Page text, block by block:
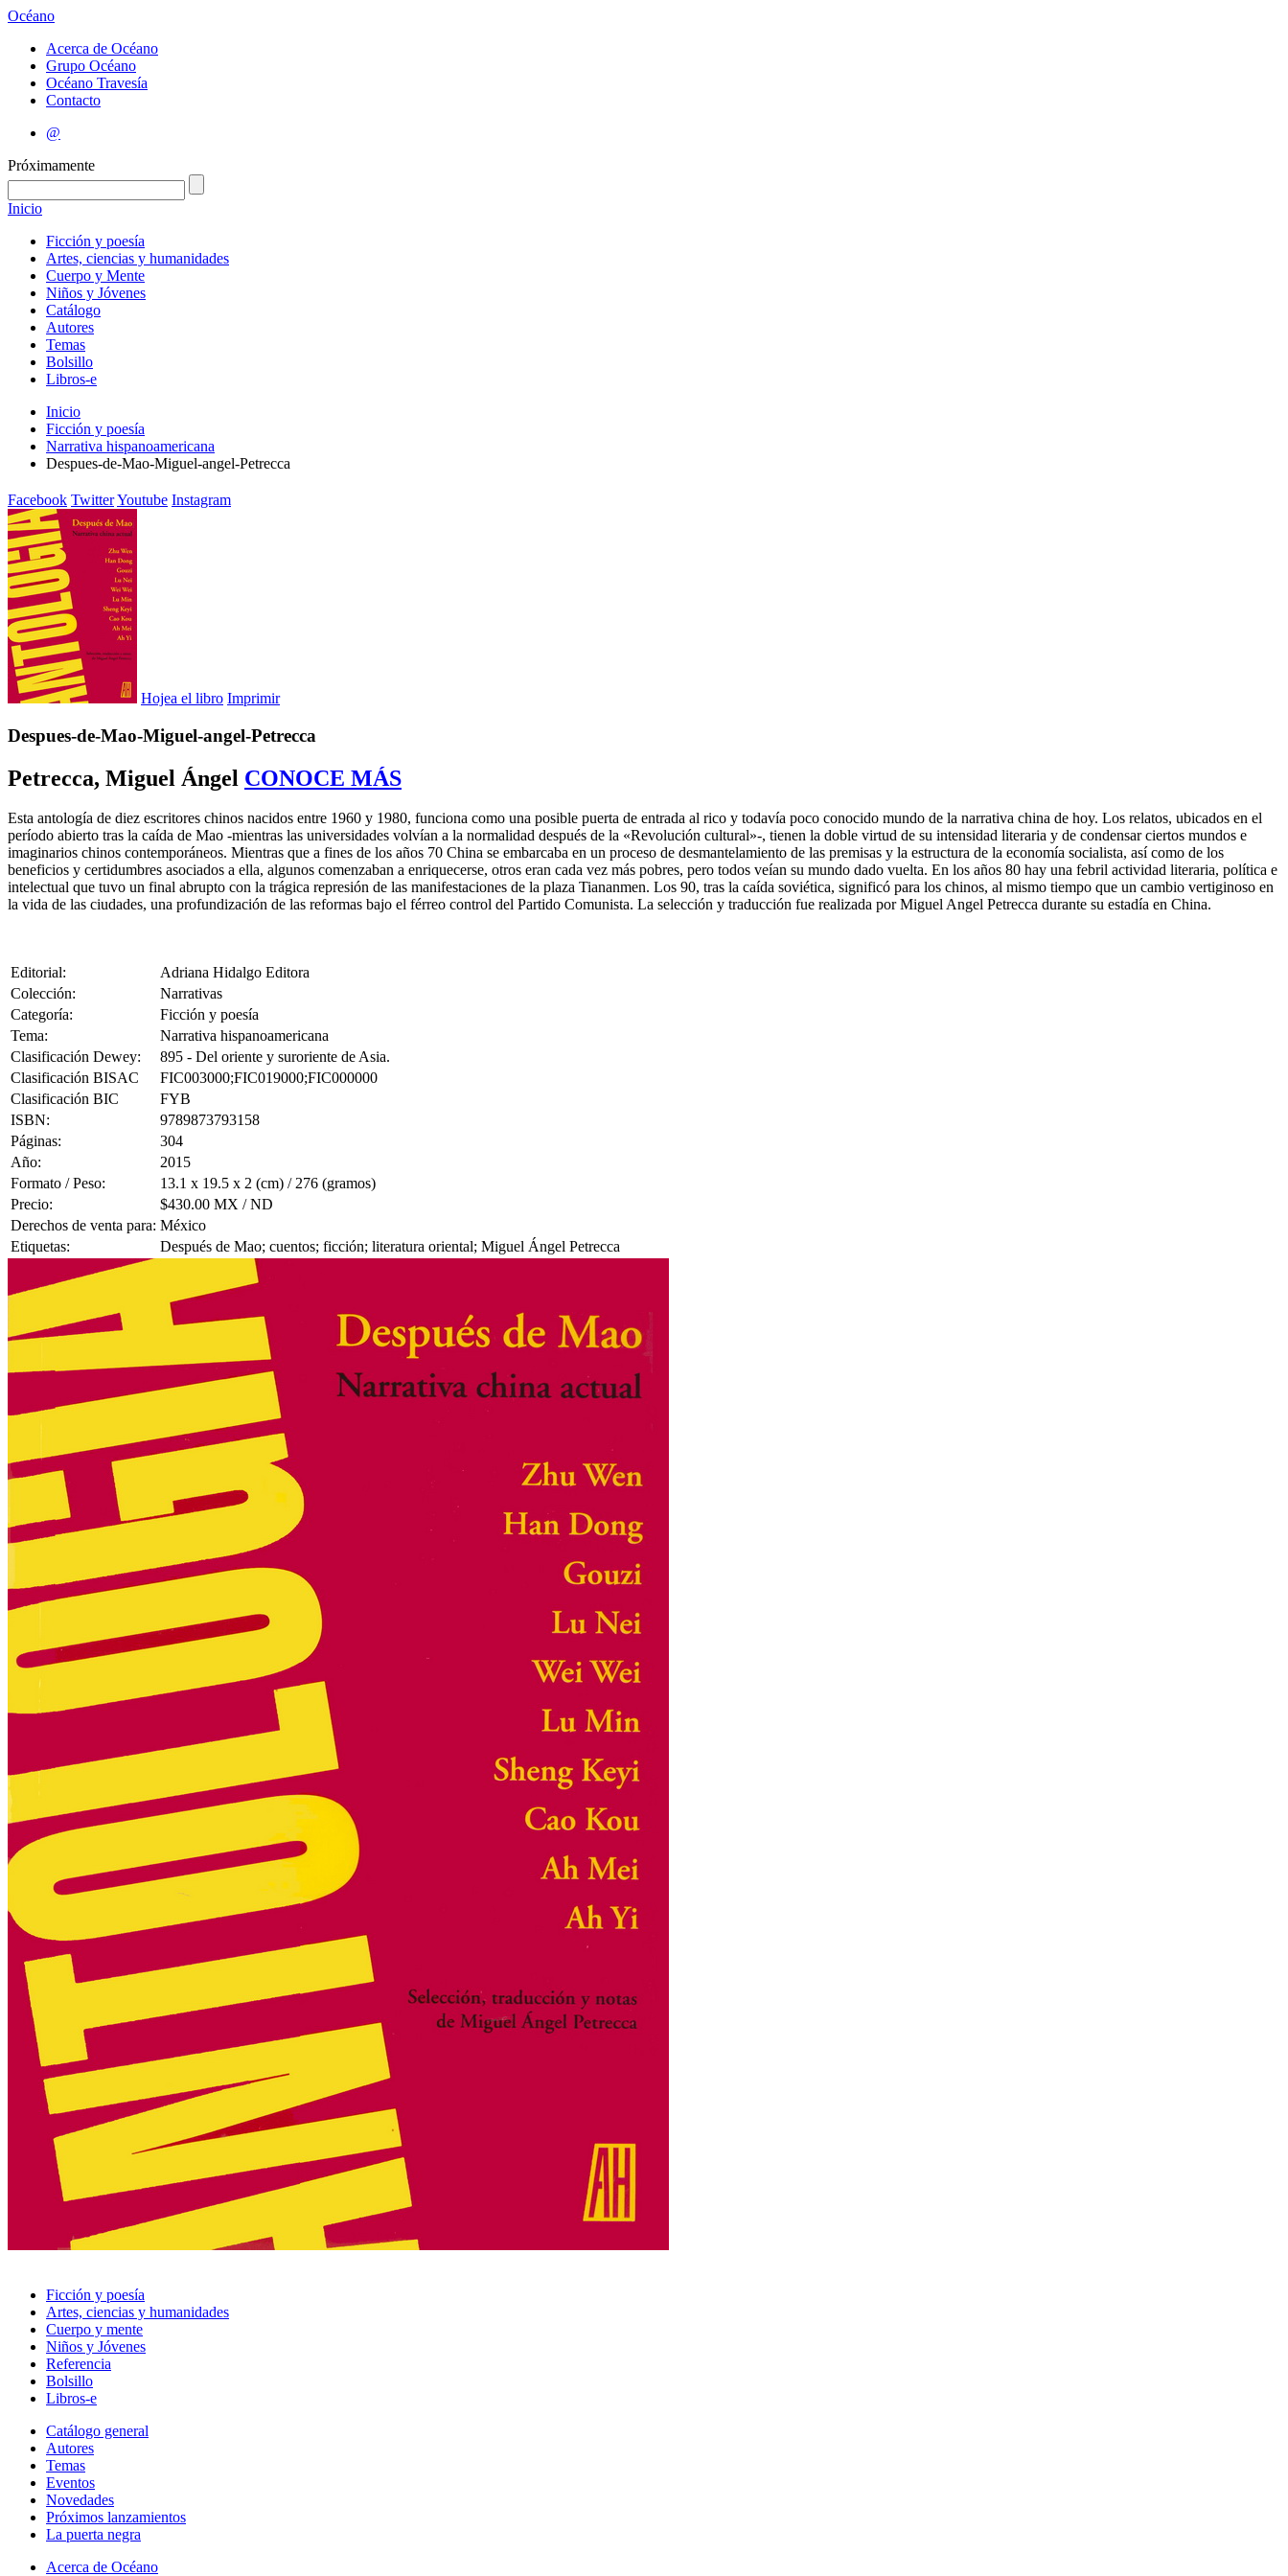
Océano
Acerca de Océano
Grupo Océano
Océano Travesía
Contacto
@
Próximamente
Inicio
Ficción y poesía
Artes, ciencias y humanidades
Cuerpo y Mente
Niños y Jóvenes
Catálogo
Autores
Temas
Bolsillo
Libros-e
Inicio
Ficción y poesía
Narrativa hispanoamericana
Despues-de-Mao-Miguel-angel-Petrecca
Facebook TwitterYoutube Instagram
Hojea el libro Imprimir
Despues-de-Mao-Miguel-angel-Petrecca
Petrecca, Miguel Ángel CONOCE MÁS
Esta antología de diez escritores chinos nacidos entre 1960 y 1980, funciona como una posible puerta de entrada al rico y todavía poco conocido mundo de la narrativa china de hoy. Los relatos, ubicados en el
período abierto tras la caída de Mao -mientras las universidades volvían a la normalidad después de la «Revolución cultural»-, tienen la doble virtud de su intensidad literaria y de condensar ciertos mundos e
imaginarios chinos contemporáneos. Mientras que a fines de los años 70 China se embarcaba en un proceso de desmantelamiento de las premisas y la estructura de la economía socialista, así como de los
beneficios y certidumbres asociados a ella, algunos comenzaban a enriquecerse, otros eran cada vez más pobres, pero todos veían su mundo dado vuelta. En los años 80 hay una febril actividad literaria, política e
intelectual que tuvo un final abrupto con la trágica represión de las manifestaciones de la plaza Tiananmen. Los 90, tras la caída soviética, significó para los chinos, al mismo tiempo que un cambio vertiginoso en
la vida de las ciudades, una profundización de las reformas bajo el férreo control del Partido Comunista. La selección y traducción fue realizada por Miguel Angel Petrecca durante su estadía en China.
Editorial:
Adriana Hidalgo Editora
Colección:
Narrativas
Categoría:
Ficción y poesía
Tema:
Narrativa hispanoamericana
Clasificación Dewey:
895 - Del oriente y suroriente de Asia.
Clasificación BISAC
FIC003000;FIC019000;FIC000000
Clasificación BIC
FYB
ISBN:
9789873793158
Páginas:
304
Año:
2015
Formato / Peso:
13.1 x 19.5 x 2 (cm) / 276 (gramos)
Precio:
$430.00 MX / ND
Derechos de venta para: México
Etiquetas:
Después de Mao; cuentos; ficción; literatura oriental; Miguel Ángel Petrecca
Ficción y poesía
Artes, ciencias y humanidades
Cuerpo y mente
Niños y Jóvenes
Referencia
Bolsillo
Libros-e
Catálogo general
Autores
Temas
Eventos
Novedades
Próximos lanzamientos
La puerta negra
Acerca de Océano